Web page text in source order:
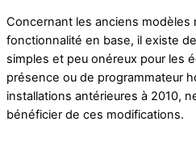
Concernant les anciens modèles
fonctionnalité en base, il existe
simples et peu onéreux pour les
présence ou de programmateur
installations antérieures à 2010,
bénéficier de ces modifications.